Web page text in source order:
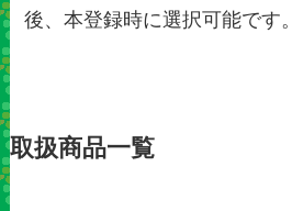
後、本登録時に選択可能です。
取扱商品一覧